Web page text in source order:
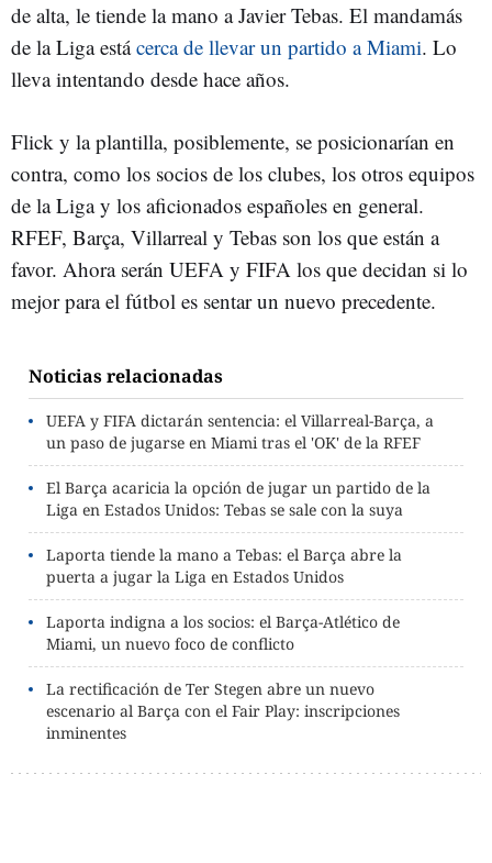
de alta, le tiende la mano a Javier Tebas. El mandamás
de la Liga estácerca de llevar un partido a Miami. Lo
lleva intentando desde hace años.
Flick y la plantilla, posiblemente, se posicionarían en
contra, como los socios de los clubes, los otros equipos
de la Liga y los aficionados españoles en general.
RFEF, Barça, Villarreal y Tebas son los que están a
favor. Ahora serán UEFA y FIFA los que decidan si lo
mejor para el fútbol es sentar un nuevo precedente.
Noticias relacionadas
UEFA y FIFA dictarán sentencia: el Villarreal-Barça, a
un paso de jugarse en Miami tras el 'OK' de la RFEF
El Barça acaricia la opción de jugar un partido de la
Liga en Estados Unidos: Tebas se sale con la suya
Laporta tiende la mano a Tebas: el Barça abre la
puerta a jugar la Liga en Estados Unidos
Laporta indigna a los socios: el Barça-Atlético de
Miami, un nuevo foco de conflicto
La rectificación de Ter Stegen abre un nuevo
escenario al Barça con el Fair Play: inscripciones
inminentes